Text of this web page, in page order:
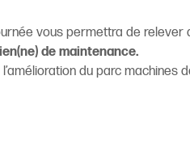
vous permettra de relever
de maintenance.
du parc